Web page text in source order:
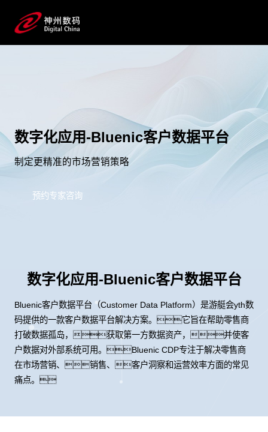
数字化应用-Bluenic客户数据平台
制定更精准的市场营销策略
预约专家咨询
数字化应用-Bluenic客户数据平台
Bluenic客户数据平台（Customer Data Platform）是游艇会yth数
码提供的一款客户数据平台解决方案。它旨在帮助零售商
打破数据孤岛，获取第一方数据资产，并使客
户数据对外部系统可用。Bluenic CDP专注于解决零售商
在市场营销、销售、客户洞察和运营效率方面的常见
痛点。